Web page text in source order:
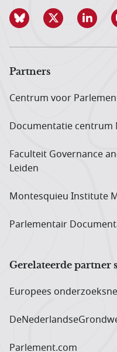
Partners
Centrum voor
Documentatie centrum
Faculteit Governance
Leiden
Montesquieu Institute
Parlementair
Gerelateerde partner
Europees
Parlement.com